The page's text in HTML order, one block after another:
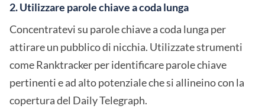
2. Utilizzare parole chiave a coda lunga
Concentratevi su parole chiave a coda lunga per
attirare un pubblico di nicchia. Utilizzate strumenti
come Ranktracker per identificare parole chiave
pertinenti e ad alto potenziale che si allineino con la
copertura del Daily Telegraph.